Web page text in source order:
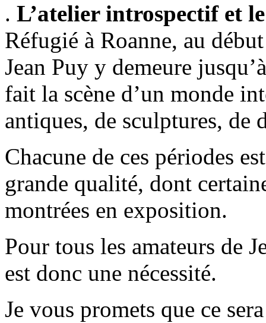
. L’atelier introspectif et
Réfugié à Roanne, au
Jean Puy y demeure
fait la scène d’un monde
antiques, de sculptures, de
Chacune de ces périodes
grande qualité, dont
montrées en exposition.
Pour tous les amateurs de
est donc une nécessité.
Je vous promets que ce